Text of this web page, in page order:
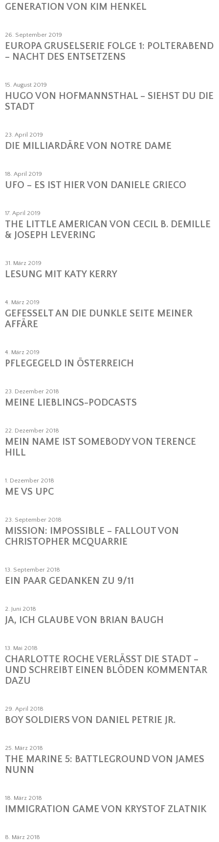
GENERATION VON KIM HENKEL
26. September 2019
EUROPA GRUSELSERIE FOLGE 1: POLTERABEND
– NACHT DES ENTSETZENS
15. August 2019
HUGO VON HOFMANNSTHAL – SIEHST DU DIE
STADT
23. April 2019
DIE MILLIARDÄRE VON NOTRE DAME
18. April 2019
UFO – ES IST HIER VON DANIELE GRIECO
17. April 2019
THE LITTLE AMERICAN VON CECIL B. DEMILLE
& JOSEPH LEVERING
31. März 2019
LESUNG MIT KATY KERRY
4. März 2019
GEFESSELT AN DIE DUNKLE SEITE MEINER
AFFÄRE
4. März 2019
PFLEGEGELD IN ÖSTERREICH
23. Dezember 2018
MEINE LIEBLINGS-PODCASTS
22. Dezember 2018
MEIN NAME IST SOMEBODY VON TERENCE
HILL
1. Dezember 2018
ME VS UPC
23. September 2018
MISSION: IMPOSSIBLE – FALLOUT VON
CHRISTOPHER MCQUARRIE
13. September 2018
EIN PAAR GEDANKEN ZU 9/11
2. Juni 2018
JA, ICH GLAUBE VON BRIAN BAUGH
13. Mai 2018
CHARLOTTE ROCHE VERLÄSST DIE STADT –
UND SCHREIBT EINEN BLÖDEN KOMMENTAR
DAZU
29. April 2018
BOY SOLDIERS VON DANIEL PETRIE JR.
25. März 2018
THE MARINE 5: BATTLEGROUND VON JAMES
NUNN
18. März 2018
IMMIGRATION GAME VON KRYSTOF ZLATNIK
8. März 2018